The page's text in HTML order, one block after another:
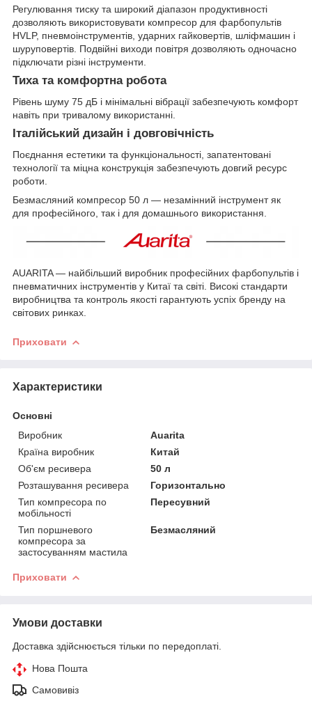
Регулювання тиску та широкий діапазон продуктивності
дозволяють використовувати компресор для фарбопультів
HVLP, пневмоінструментів, ударних гайковертів, шліфмашин і
шуруповертів. Подвійні виходи повітря дозволяють одночасно
підключати різні інструменти.
Тиха та комфортна робота
Рівень шуму 75 дБ і мінімальні вібрації забезпечують комфорт
навіть при тривалому використанні.
Італійський дизайн і довговічність
Поєднання естетики та функціональності, запатентовані
технології та міцна конструкція забезпечують довгий ресурс
роботи.
Безмасляний компресор 50 л — незамінний інструмент як
для професійного, так і для домашнього використання.
AUARITA — найбільший виробник професійних фарбопультів і
пневматичних інструментів у Китаї та світі. Високі стандарти
виробництва та контроль якості гарантують успіх бренду на
світових ринках.
Приховати
Характеристики
Основні
Виробник
Auarita
Країна виробник
Китай
Об'єм ресивера
50 л
Розташування ресивера
Горизонтально
Тип компресора по
мобільності
Пересувний
Тип поршневого
компресора за
застосуванням мастила
Безмасляний
Приховати
Умови доставки
Доставка здійснюється тільки по передоплаті.
Нова Пошта
Самовивіз